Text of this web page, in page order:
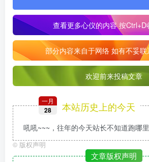
查看更多心仪的内容按Ctrl+D
部分内容来自于网络 如有不妥
欢迎前来投稿文章
一月
28 本站历史上的今天
吼吼~~~，往年的今天站长不知道跑哪
© 版权声明
文章版权声明